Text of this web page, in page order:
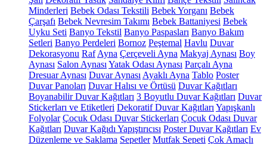
Minderleri Bebek Odası Tekstili Bebek Yorganı Bebek
Çarşafı Bebek Nevresim Takımı Bebek Battaniyesi Bebek
Uyku Seti Banyo Tekstil Banyo Paspasları Banyo Bakım
Setleri Banyo Perdeleri Bornoz Peştemal Havlu Duvar
Dekorasyonu Raf Ayna Çerçeveli Ayna Makyaj Aynası Boy
Aynası Salon Aynası Yatak Odası Aynası Parçalı Ayna
Dresuar Aynası Duvar Aynası Ayaklı Ayna Tablo Poster
Duvar Panoları Duvar Halısı ve Örtüsü Duvar Kağıtları
Boyanabilir Duvar Kağıtları 3 Boyutlu Duvar Kağıtları Duvar
Stickerları ve Etiketleri Dekoratif Duvar Kağıtları Yapışkanlı
Folyolar Çocuk Odası Duvar Stickerları Çocuk Odası Duvar
Kağıtları Duvar Kağıdı Yapıştırıcısı Poster Duvar Kağıtları Ev
Düzenleme ve Saklama Sepetler Mutfak Sepeti Çok Amaçlı